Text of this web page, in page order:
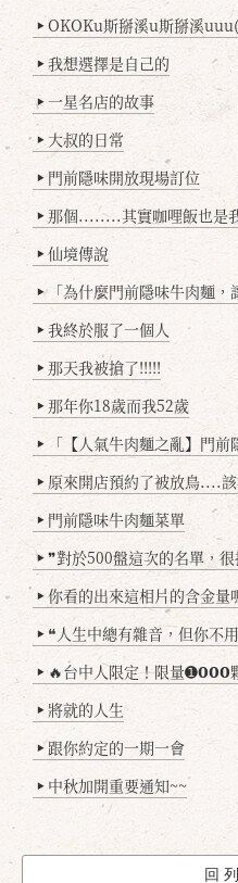
▶ OKOKu斯掰溪u斯掰溪
▶ 我想選擇是自己的
▶ 一星名店的故事
▶ 大叔的日常
▶ 門前隱味開放現場訂位
▶ 那個........其實咖哩飯也是
▶ 仙境傳說
▶ 「為什麼門前隱味牛肉麵，讓無
▶ 我終於服了一個人
▶ 那天我被搶了!!!!!
▶ 那年你18歲而我52歲
▶ 「【人氣牛肉麵之亂】門前隱味
▶ 原來開店預約了被放鳥....
▶ 門前隱味牛肉麵菜單
▶ ❞對於500盤這次的名單，
▶ 你看的出來這相片的含金量
▶ ❝人生中總有雜音，但你不
▶ 🔥台中人限定！限量➊𝟬𝟬𝟬顆「阿伯手工啵啵魚卵爆
▶ 將就的人生
▶ 跟你約定的一期一會
▶ 中秋加開重要通知~~
回